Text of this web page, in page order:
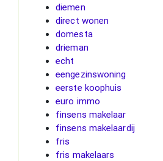
diemen
direct wonen
domesta
drieman
echt
eengezinswoning
eerste koophuis
euro immo
finsens makelaar
finsens makelaardij
fris
fris makelaars